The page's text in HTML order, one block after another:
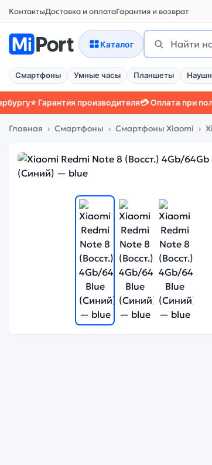
КонтактыДоставка и оплатаГарантия и возврат
Каталог
Поиск
Найти
Смартфоны Умные часы Планшеты
Гарантия производителя💳 Оплата при получении
Главная Смартфоны Смартфоны Xiaomi